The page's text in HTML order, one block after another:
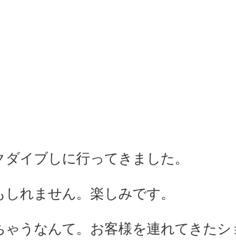
イブしに行ってきました。
れません。楽しみです。
うなんて。お客様を連れてきたシ